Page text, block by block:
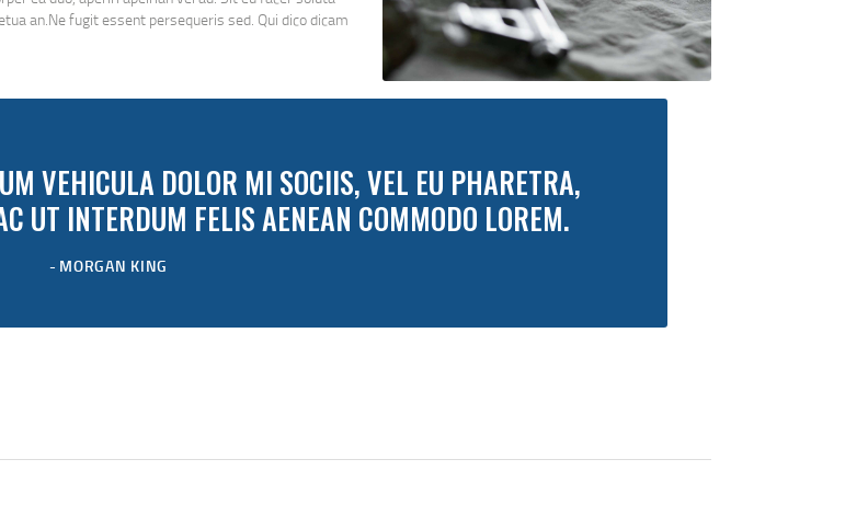
an.Ne fugit essent persequeris sed. Qui dico dicam
VEHICULA DOLOR MI SOCIIS, VEL EU PHARETRA,
UT INTERDUM FELIS AENEAN COMMODO LOREM.
MORGAN KING